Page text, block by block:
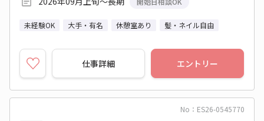
未経験OK 大手・有名 休憩室あり 髪・ネイル自由
仕事詳細 エントリー
No：ES26-0545770